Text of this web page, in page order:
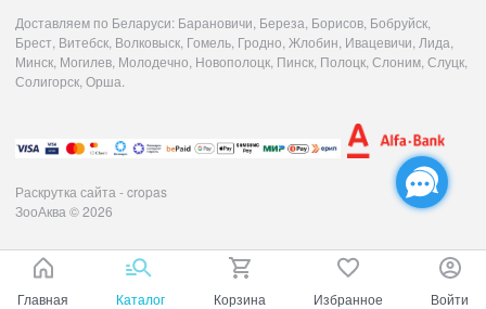
Доставляем по Беларуси: Барановичи, Береза, Борисов, Бобруйск,
Брест, Витебск, Волковыск, Гомель, Гродно, Жлобин, Ивацевичи, Лида,
Минск, Могилев, Молодечно, Новополоцк, Пинск, Полоцк, Слоним, Слуцк,
Солигорск, Орша.
Раскрутка сайта - cropas
ЗооАква © 2026
Главная Каталог Корзина Избранное Войти